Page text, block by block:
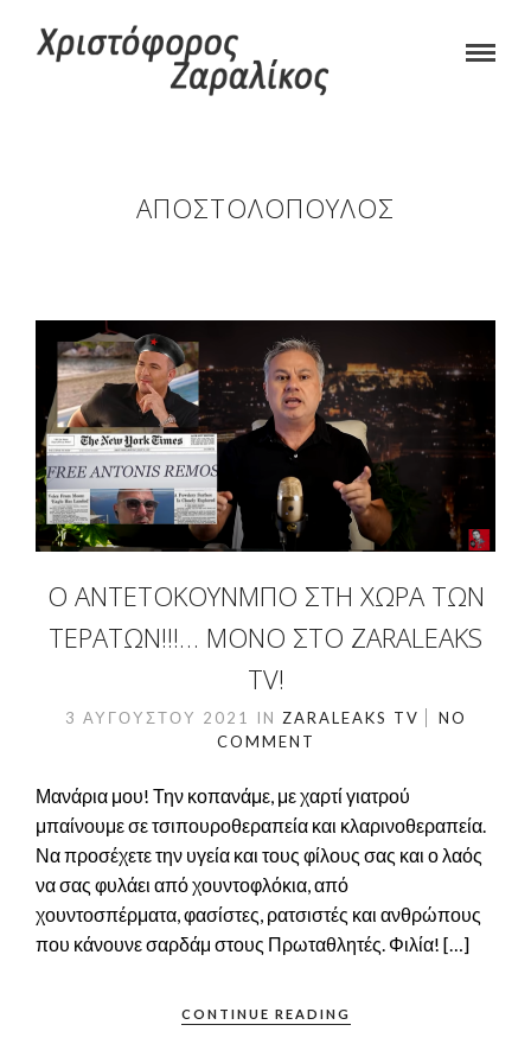
ΑΠΟΣΤΟΛΌΠΟΥΛΟΣ
Ο ΑΝΤΕΤΟΚΟΎΝΜΠΟ ΣΤΗ ΧΏΡΑ ΤΩΝ
ΤΕΡΆΤΩΝ!!!… ΜΌΝΟ ΣΤΟ ZARALEAKS
TV!
3 ΑΥΓΟΎΣΤΟΥ 2021 IN ZARALEAKS TV
NO
COMMENT
Μανάρια μου! Την κοπανάμε, με χαρτί γιατρού
μπαίνουμε σε τσιπουροθεραπεία και κλαρινοθεραπεία.
Να προσέχετε την υγεία και τους φίλους σας και ο λαός
να σας φυλάει από χουντοφλόκια, από
χουντοσπέρματα, φασίστες, ρατσιστές και ανθρώπους
που κάνουνε σαρδάμ στους Πρωταθλητές. Φιλία! […]
CONTINUE READING